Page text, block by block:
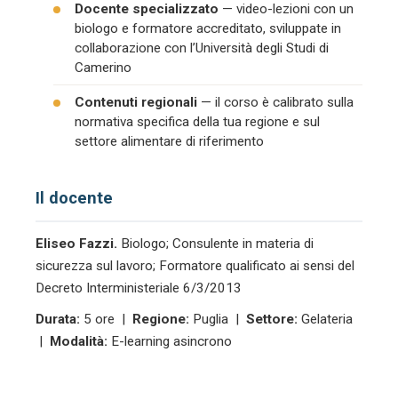
Docente specializzato — video-lezioni con un
biologo e formatore accreditato, sviluppate in
collaborazione con l’Università degli Studi di
Camerino
Contenuti regionali — il corso è calibrato sulla
normativa specifica della tua regione e sul
settore alimentare di riferimento
Il docente
Eliseo Fazzi. Biologo; Consulente in materia di
sicurezza sul lavoro; Formatore qualificato ai sensi del
Decreto Interministeriale 6/3/2013
Durata: 5 ore | Regione: Puglia | Settore: Gelateria
| Modalità: E-learning asincrono